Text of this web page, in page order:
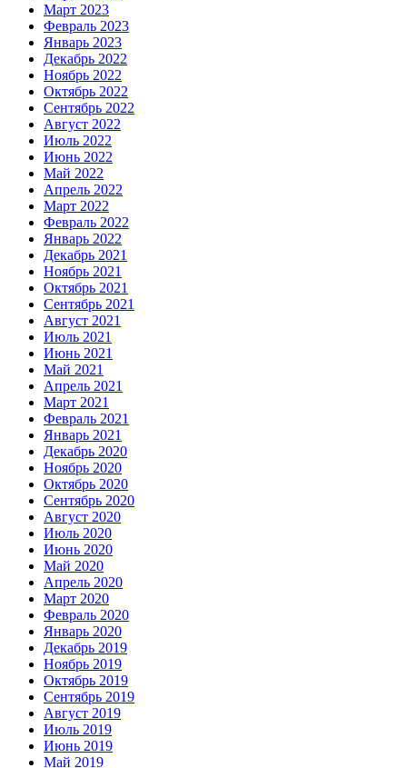
Март 2023
Февраль 2023
Январь 2023
Декабрь 2022
Ноябрь 2022
Октябрь 2022
Сентябрь 2022
Август 2022
Июль 2022
Июнь 2022
Май 2022
Апрель 2022
Март 2022
Февраль 2022
Январь 2022
Декабрь 2021
Ноябрь 2021
Октябрь 2021
Сентябрь 2021
Август 2021
Июль 2021
Июнь 2021
Май 2021
Апрель 2021
Март 2021
Февраль 2021
Январь 2021
Декабрь 2020
Ноябрь 2020
Октябрь 2020
Сентябрь 2020
Август 2020
Июль 2020
Июнь 2020
Май 2020
Апрель 2020
Март 2020
Февраль 2020
Январь 2020
Декабрь 2019
Ноябрь 2019
Октябрь 2019
Сентябрь 2019
Август 2019
Июль 2019
Июнь 2019
Май 2019